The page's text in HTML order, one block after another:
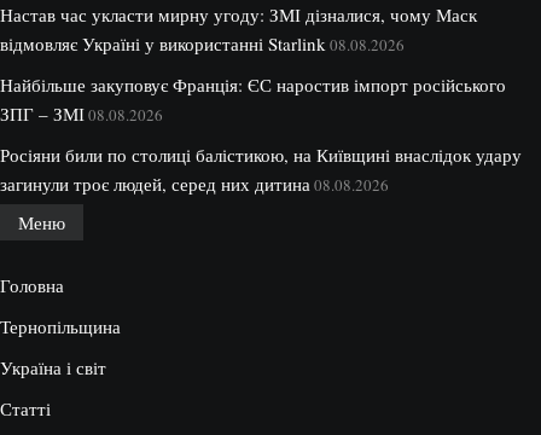
Настав час укласти мирну угоду: ЗМІ дізналися, чому Маск
відмовляє Україні у використанні Starlink 08.08.2026
Найбільше закуповує Франція: ЄС наростив імпорт російського
ЗПГ – ЗМІ08.08.2026
Росіяни били по столиці балістикою, на Київщині внаслідок удару
загинули троє людей, серед них дитина 08.08.2026
Меню
Головна
Тернопільщина
Україна і світ
Статті